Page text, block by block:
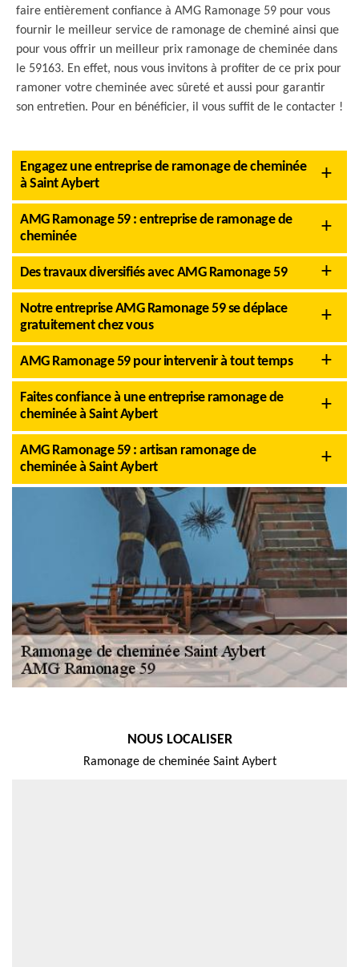
faire entièrement confiance à AMG Ramonage 59 pour vous
fournir le meilleur service de ramonage de cheminé ainsi que
pour vous offrir un meilleur prix ramonage de cheminée dans
le 59163. En effet, nous vous invitons à profiter de ce prix pour
ramoner votre cheminée avec sûreté et aussi pour garantir
son entretien. Pour en bénéficier, il vous suffit de le contacter !
Engagez une entreprise de ramonage de cheminée
à Saint Aybert
AMG Ramonage 59 : entreprise de ramonage de
cheminée
Des travaux diversifiés avec AMG Ramonage 59
Notre entreprise AMG Ramonage 59 se déplace
gratuitement chez vous
AMG Ramonage 59 pour intervenir à tout temps
Faites confiance à une entreprise ramonage de
cheminée à Saint Aybert
AMG Ramonage 59 : artisan ramonage de
cheminée à Saint Aybert
NOUS LOCALISER
Ramonage de cheminée Saint Aybert